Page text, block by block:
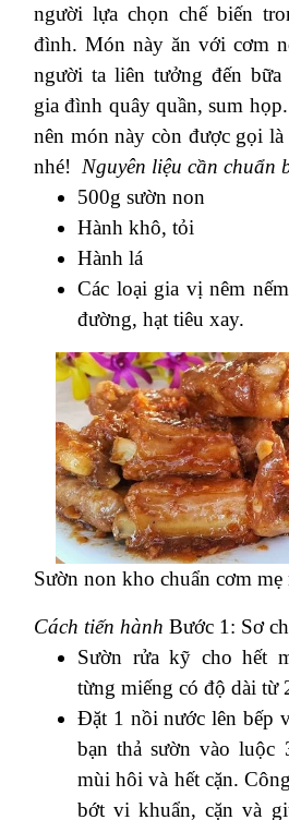
người lựa chọn chế biến
đình. Món này ăn với cơm
người ta liên tưởng đến bữa
gia đình quây quần, sum
nên món này còn được gọi là
nhé! Nguyên liệu cần chuẩn
500g sườn non
Hành khô, tỏi
Hành lá
Các loại gia vị nêm
đường, hạt tiêu xay.
Sườn non kho chuẩn cơm mẹ
Cách tiến hành Bước 1: Sơ
Sườn rửa kỹ cho hết
từng miếng có độ dài từ
Đặt 1 nồi nước lên bếp
bạn thả sườn vào
mùi hôi và hết cặn.
bớt vi khuẩn, cặn và